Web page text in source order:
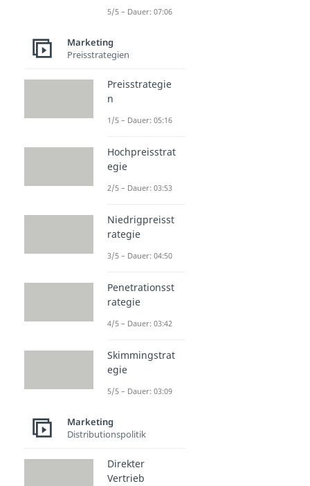
5/5 – Dauer: 07:06
Marketing
Preisstrategien
Preisstrategie
n
1/5 – Dauer: 05:16
Hochpreisstrat
egie
2/5 – Dauer: 03:53
Niedrigpreisst
rategie
3/5 – Dauer: 04:50
Penetrationsst
rategie
4/5 – Dauer: 03:42
Skimmingstrat
egie
5/5 – Dauer: 03:09
Marketing
Distributionspolitik
Direkter
Vertrieb